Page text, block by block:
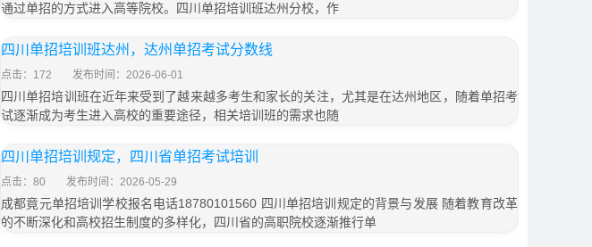
通过单招的方式进入高等院校。四川单招培训班达州分校，作
四川单招培训班达州，达州单招考试分数线
点击：172 发布时间：2026-06-01
四川单招培训班在近年来受到了越来越多考生和家长的关注，尤其是在达州地区，随着单招考
试逐渐成为考生进入高校的重要途径，相关培训班的需求也随
四川单招培训规定，四川省单招考试培训
点击：80 发布时间：2026-05-29
成都竟元单招培训学校报名电话18780101560 四川单招培训规定的背景与发展 随着教育改革
的不断深化和高校招生制度的多样化，四川省的高职院校逐渐推行单